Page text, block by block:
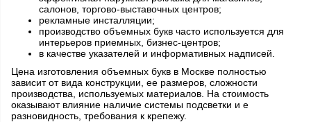
салонов, торгово-выставочных центров;
рекламные инсталляции;
производство объемных букв часто используется для
интерьеров приемных, бизнес-центров;
в качестве указателей и информативных надписей.
Цена изготовления объемных букв в Москве полностью
зависит от вида конструкции, ее размеров, сложности
производства, используемых материалов. На стоимость
оказывают влияние наличие системы подсветки и е
разновидность, требования к крепежу.